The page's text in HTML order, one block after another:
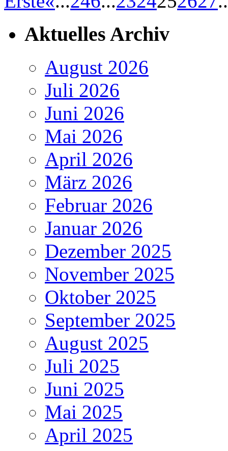
Aktuelles Archiv
August 2026
Juli 2026
Juni 2026
Mai 2026
April 2026
März 2026
Februar 2026
Januar 2026
Dezember 2025
November 2025
Oktober 2025
September 2025
August 2025
Juli 2025
Juni 2025
Mai 2025
April 2025